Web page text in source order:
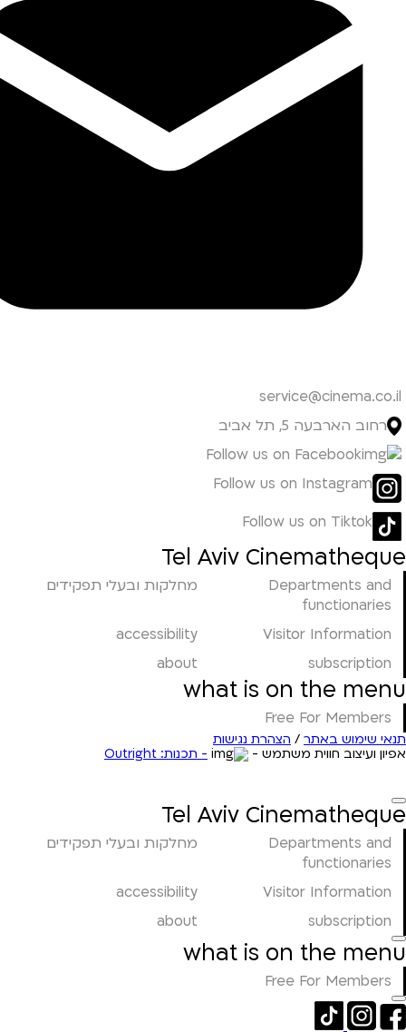
service@cinema.co.il
רחוב הארבעה 5, תל אביב
Follow us on Facebook
Follow us on Instagram
Follow us on Tiktok
Tel Aviv Cinematheque
Departments and
functionaries
מחלקות ובעלי תפקידים
Visitor Information
accessibility
subscription
about
what is on the menu
Free For Members
תנאי שימוש באתר / הצהרת נגישות
אפיון ועיצוב חווית משתמש -
- תכנות: Outright
Tel Aviv Cinematheque
Departments and
functionaries
מחלקות ובעלי תפקידים
Visitor Information
accessibility
subscription
about
what is on the menu
Free For Members